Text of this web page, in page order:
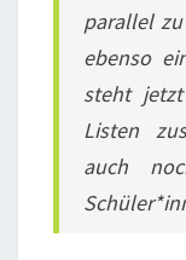
parallel
ebenso
steht
Listen
auch